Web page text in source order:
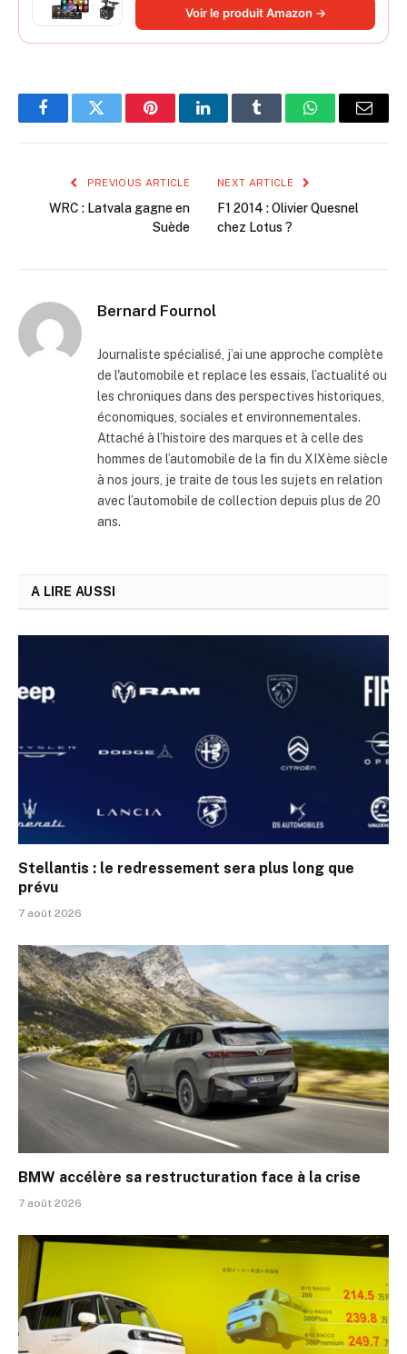
Autoradio Bluetooth Caméra de Recul
Voir le produit Amazon →
FacebookTwitter PinterestLinkedInTumblr WhatsAppEmail
PREVIOUS ARTICLE
WRC : Latvala gagne en
Suède
NEXT ARTICLE
F1 2014 : Olivier Quesnel
chez Lotus ?
Bernard Fournol
Journaliste spécialisé, j’ai une approche complète
de l'automobile et replace les essais, l’actualité ou
les chroniques dans des perspectives historiques,
économiques, sociales et environnementales.
Attaché à l’histoire des marques et à celle des
hommes de l’automobile de la fin du XIXème siècle
à nos jours, je traite de tous les sujets en relation
avec l’automobile de collection depuis plus de 20
ans.
A LIRE AUSSI
Stellantis : le redressement sera plus long que
prévu
7 août 2026
BMW accélère sa restructuration face à la crise
7 août 2026